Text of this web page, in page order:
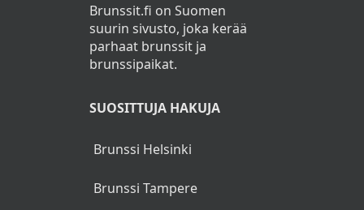
Brunssit.fi on Suomen
suurin sivusto, joka kerää
parhaat brunssit ja
brunssipaikat.
SUOSITTUJA HAKUJA
Brunssi Helsinki
Brunssi Tampere